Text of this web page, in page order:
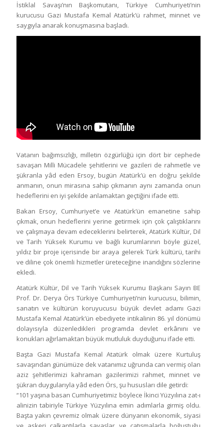
İstiklal Savaşı’nın Başkomutanı, Türkiye Cumhuriyeti’nin
kurucusu Gazi Mustafa Kemal Atatürk’ü rahmet, minnet ve
saygıyla anarak konuşmasına başladı.
Vatanın bağımsızlığı, milletin özgürlüğü için dört bir cephede
savaşan Milli Mücadele şehitlerini ve gazileri de rahmetle ve
şükranla yâd eden Ersoy, bugün Atatürk’ü en doğru şekilde
anmanın, onun mirasına sahip çıkmanın aynı zamanda onun
hedeflerini en iyi şekilde anlamaktan geçtiğini ifade etti.
Bakan Ersoy, Cumhuriyet’e ve Atatürk’ün emanetine sahip
çıkmak, onun hedeflerini yerine getirmek için çok çalıştıklarını
ve çalışmaya devam edeceklerini belirterek, Atatürk Kültür, Dil
ve Tarih Yüksek Kurumu ve bağlı kurumlarının böyle güzel,
yıldız bir proje içerisinde bir araya gelerek Türk kültürü, tarihi
ve diline çok önemli hizmetler üreteceğine inandığını sözlerine
ekledi.
Atatürk Kültür, Dil ve Tarih Yüksek Kurumu Başkanı Sayın BE
Prof. Dr. Derya Örs Türkiye Cumhuriyeti’nin kurucusu, bilimin,
sanatın ve kültürün koruyucusu büyük devlet adamı Gazi
Mustafa Kemal Atatürk’ün ebediyete intikalinin 86. yıl dönümü
dolayısıyla düzenledikleri programda devlet erkânını ve
konukları ağırlamaktan büyük mutluluk duyduğunu ifade etti.
Başta Gazi Mustafa Kemal Atatürk olmak üzere Kurtuluş
savaşından günümüze dek vatanımız uğrunda can vermiş olan
aziz şehitlerimizi kahraman gazilerimizi rahmet, minnet ve
şükran duygularıyla yâd eden Örs, şu hususları dile getirdi:
“101 yaşına basan Cumhuriyetimiz böylece İkinci Yüzyılına zat-ı
alinizin tabiriyle Türkiye Yüzyılına emin adımlarla girmiş oldu.
Başta yakın çevremiz olmak üzere dünyanın ekonomik, siyasi